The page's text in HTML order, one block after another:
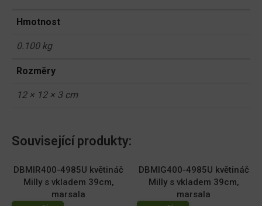
Hmotnost
0.100 kg
Rozměry
12 × 12 × 3 cm
Související produkty:
DBMIR400-4985U květináč
Milly s vkladem 39cm,
marsala
DBMIG400-4985U květináč
Milly s vkladem 39cm,
marsala